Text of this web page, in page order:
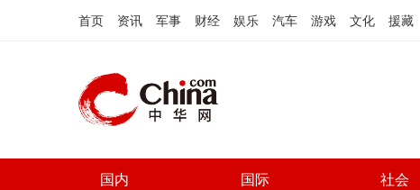
首页 资讯 军事 财经 娱乐 汽车 游戏 文化 援藏
国内 国际 社会